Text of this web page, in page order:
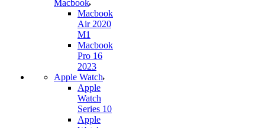
Macbook
Macbook
Air 2020
M1
Macbook
Pro 16
2023
Apple Watch
Apple
Watch
Series 10
Apple